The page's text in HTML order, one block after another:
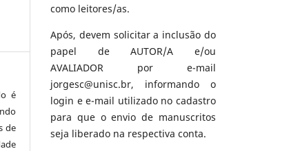
é
de
como leitores/as.
Após, devem solicitar a inclusão do
papel de AUTOR/A e/ou
AVALIADOR por e-mail
jorgesc@unisc.br, informando o
login e e-mail utilizado no cadastro
para que o envio de manuscritos
seja liberado na respectiva conta.